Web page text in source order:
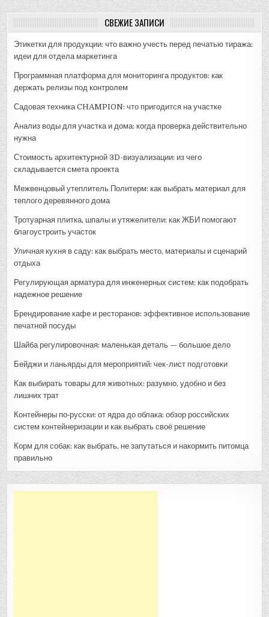
СВЕЖИЕ ЗАПИСИ
Этикетки для продукции: что важно учесть перед печатью тиража:
идеи для отдела маркетинга
Программная платформа для мониторинга продуктов: как
держать релизы под контролем
Садовая техника CHAMPION: что пригодится на участке
Анализ воды для участка и дома: когда проверка действительно
нужна
Стоимость архитектурной 3D-визуализации: из чего
складывается смета проекта
Межвенцовый утеплитель Политерм: как выбрать материал для
теплого деревянного дома
Тротуарная плитка, шпалы и утяжелители: как ЖБИ помогают
благоустроить участок
Уличная кухня в саду: как выбрать место, материалы и сценарий
отдыха
Регулирующая арматура для инженерных систем: как подобрать
надежное решение
Брендирование кафе и ресторанов: эффективное использование
печатной посуды
Шайба регулировочная: маленькая деталь — большое дело
Бейджи и ланьярды для мероприятий: чек-лист подготовки
Как выбирать товары для животных: разумно, удобно и без
лишних трат
Контейнеры по‑русски: от ядра до облака: обзор российских
систем контейнеризации и как выбрать своё решение
Корм для собак: как выбрать, не запутаться и накормить питомца
правильно